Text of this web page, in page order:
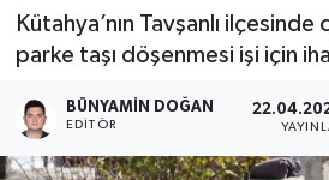
Kütahya’nın Tavşanlı
parke taşı döşenmesi işi için
BÜNYAMIN DOĞAN
EDITÖR
Domaniç
Dumlupınar
Dünya